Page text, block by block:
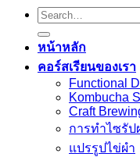
Search
for:
หน้าหลัก
คอร์สเรียนของเรา
Functional
Kombucha
Craft
การทำไซรัป
แปรรูปไข่ผำ